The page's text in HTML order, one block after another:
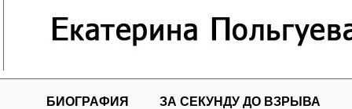
БИОГРАФИЯ ЗА СЕКУНДУ ДО ВЗРЫВА